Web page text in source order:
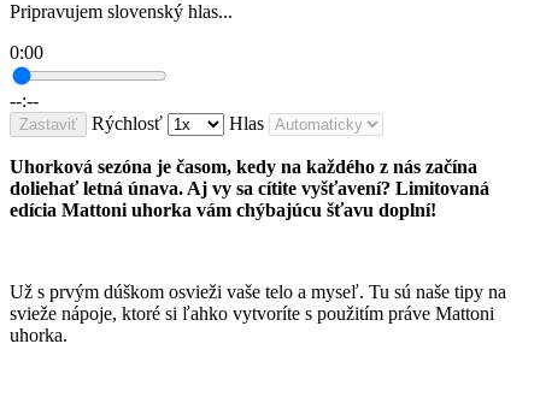
Pripravujem slovenský hlas...
0:00
--:--
Zastaviť Rýchlosť Hlas
Uhorková sezóna je časom, kedy na každého z nás začína
doliehať letná únava. Aj vy sa cítite vyšťavení? Limitovaná
edícia Mattoni uhorka vám chýbajúcu šťavu doplní!
Už s prvým dúškom osvieži vaše telo a myseľ. Tu sú naše tipy na
svieže nápoje, ktoré si ľahko vytvoríte s použitím práve Mattoni
uhorka.